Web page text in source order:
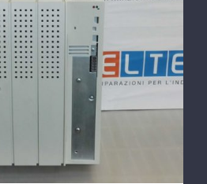
DETTAGLI